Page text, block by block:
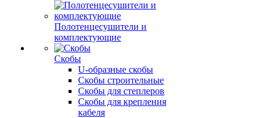
Полотенцесушители и
комплектующие
Скобы
U-образные скобы
Скобы строительные
Скобы для степлеров
Скобы для крепления
кабеля